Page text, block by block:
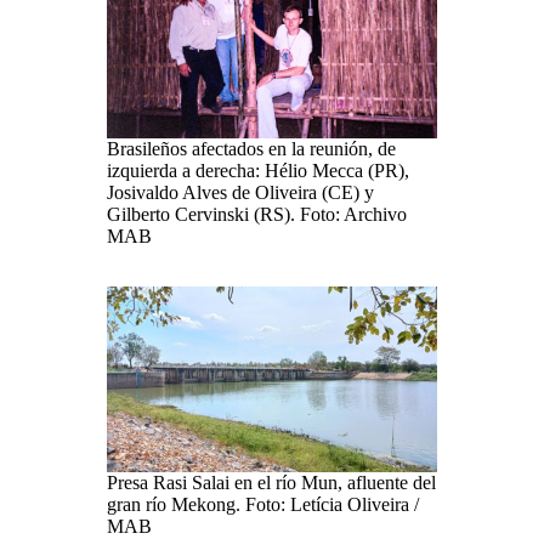
Brasileños afectados en la reunión, de
izquierda a derecha: Hélio Mecca (PR),
Josivaldo Alves de Oliveira (CE) y
Gilberto Cervinski (RS). Foto: Archivo
MAB
Presa Rasi Salai en el río Mun, afluente del
gran río Mekong. Foto: Letícia Oliveira /
MAB